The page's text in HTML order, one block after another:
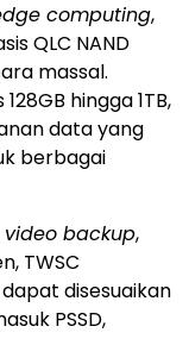
computing,
QLC NAND
massal.
hingga 1TB,
data yang
berbagai
video backup,
TWSC
disesuaikan
PSSD,